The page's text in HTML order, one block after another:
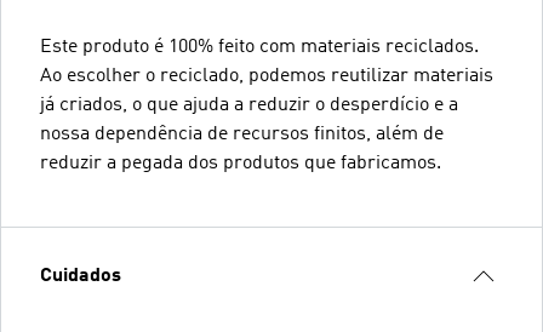
Este produto é 100% feito com materiais reciclados.
Ao escolher o reciclado, podemos reutilizar materiais
já criados, o que ajuda a reduzir o desperdício e a
nossa dependência de recursos finitos, além de
reduzir a pegada dos produtos que fabricamos.
Cuidados